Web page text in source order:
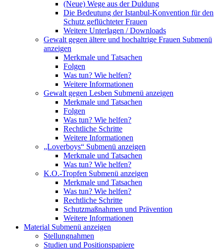
(Neue) Wege aus der Duldung
Die Bedeutung der Istanbul-Konvention für den
Schutz geflüchteter Frauen
Weitere Unterlagen / Downloads
Gewalt gegen ältere und hochaltrige Frauen Submenü
anzeigen
Merkmale und Tatsachen
Folgen
Was tun? Wie helfen?
Weitere Informationen
Gewalt gegen Lesben Submenü anzeigen
Merkmale und Tatsachen
Folgen
Was tun? Wie helfen?
Rechtliche Schritte
Weitere Informationen
„Loverboys“ Submenü anzeigen
Merkmale und Tatsachen
Was tun? Wie helfen?
K.O.-Tropfen Submenü anzeigen
Merkmale und Tatsachen
Was tun? Wie helfen?
Rechtliche Schritte
Schutzmaßnahmen und Prävention
Weitere Informationen
Material Submenü anzeigen
Stellungnahmen
Studien und Positionspapiere